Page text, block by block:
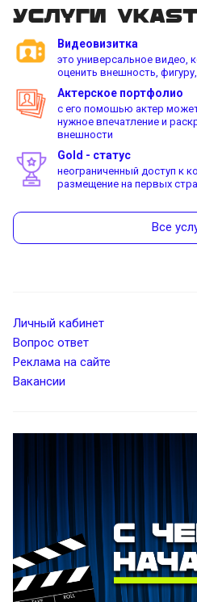
Услуги
Видеовизитка
это универсальное видео,
оценить внешность,
Актерское портфолио
с его помошью актер
нужное впечатление и
внешности
Gold - статус
неограниченный доступ к
размещение на первых
Все
Личный кабинет
Вопрос ответ
Реклама на сайте
Вакансии